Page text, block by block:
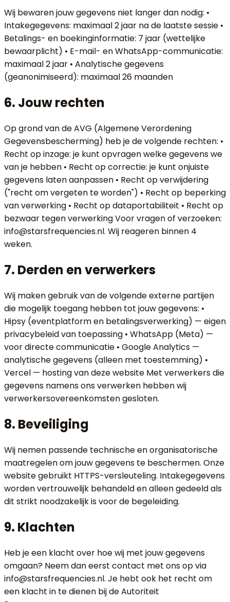
Wij bewaren jouw gegevens niet langer dan nodig: •
Intakegegevens: maximaal 2 jaar na de laatste sessie •
Betalings- en boekinginformatie: 7 jaar (wettelijke
bewaarplicht) • E-mail- en WhatsApp-communicatie:
maximaal 2 jaar • Analytische gegevens
(geanonimiseerd): maximaal 26 maanden
6. Jouw rechten
Op grond van de AVG (Algemene Verordening
Gegevensbescherming) heb je de volgende rechten: •
Recht op inzage: je kunt opvragen welke gegevens we
van je hebben • Recht op correctie: je kunt onjuiste
gegevens laten aanpassen • Recht op verwijdering
("recht om vergeten te worden") • Recht op beperking
van verwerking • Recht op dataportabiliteit • Recht op
bezwaar tegen verwerking Voor vragen of verzoeken:
info@starsfrequencies.nl. Wij reageren binnen 4
weken.
7. Derden en verwerkers
Wij maken gebruik van de volgende externe partijen
die mogelijk toegang hebben tot jouw gegevens: •
Hipsy (eventplatform en betalingsverwerking) — eigen
privacybeleid van toepassing • WhatsApp (Meta) —
voor directe communicatie • Google Analytics —
analytische gegevens (alleen met toestemming) •
Vercel — hosting van deze website Met verwerkers die
gegevens namens ons verwerken hebben wij
verwerkersovereenkomsten gesloten.
8. Beveiliging
Wij nemen passende technische en organisatorische
maatregelen om jouw gegevens te beschermen. Onze
website gebruikt HTTPS-versleuteling. Intakegegevens
worden vertrouwelijk behandeld en alleen gedeeld als
dit strikt noodzakelijk is voor de begeleiding.
9. Klachten
Heb je een klacht over hoe wij met jouw gegevens
omgaan? Neem dan eerst contact met ons op via
info@starsfrequencies.nl. Je hebt ook het recht om
een klacht in te dienen bij de Autoriteit